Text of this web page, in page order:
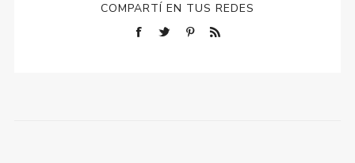
COMPARTÍ EN TUS REDES